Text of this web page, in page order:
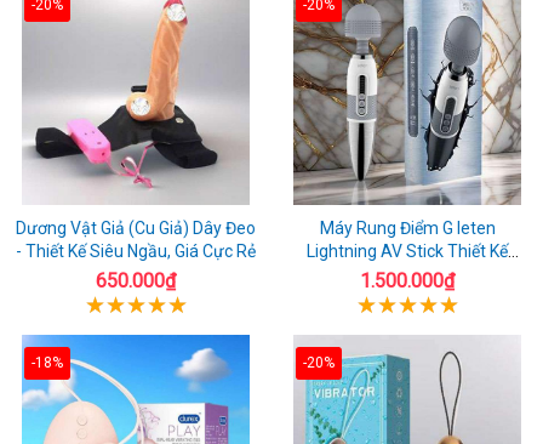
-20%
Dương Vật Giả (Cu Giả) Dây Đeo
- Thiết Kế Siêu Ngầu, Giá Cực Rẻ
650.000₫
-20%
Máy Rung Điểm G leten
Lightning AV Stick Thiết Kế
Thông Minh
1.500.000₫
-18% -20%